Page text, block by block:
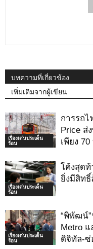
บทความที่เกี่ยวข้อง
เพิ่มเติมจากผู้เขียน
เรื่องเด่นประเด็น
ร้อน
การรถไ
Price ส่
เพียง
เรื่องเด่นประเด็น
ร้อน
โค้งสุด
ยิ่งมีสิท
เรื่องเด่นประเด็น
ร้อน
“พิพัฒน์
Metro
ดิจิทัล-ซ่